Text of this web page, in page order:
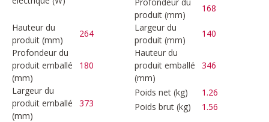
produit (mm)
168
Hauteur du
produit (mm)
264
Largeur du
produit (mm)
140
Profondeur du
produit emballé
(mm)
180
Hauteur du
produit emballé
(mm)
346
Largeur du
produit emballé
(mm)
373
Poids net (kg)
1.26
Poids brut (kg)
1.56